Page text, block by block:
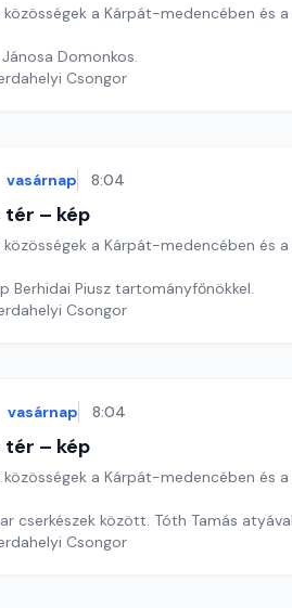
a Kárpát-medencében és
Domonkos.
Csongor
vasárnap 8:04
tér – kép
a Kárpát-medencében és
Berhidai Piusz tartományfőnökkel.
Csongor
vasárnap 8:04
tér – kép
a Kárpát-medencében és
cserkészek között. Tóth Tamás
Csongor